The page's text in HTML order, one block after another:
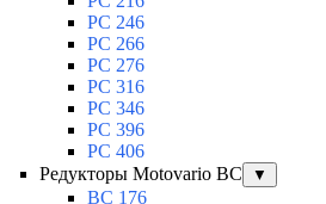
PC 246
PC 266
PC 276
PC 316
PC 346
PC 396
PC 406
Редукторы Motovario BC
▼
BC 176